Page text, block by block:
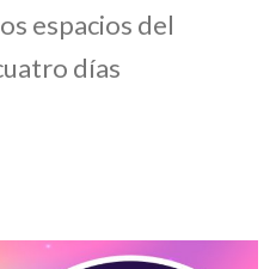
espacios del
días